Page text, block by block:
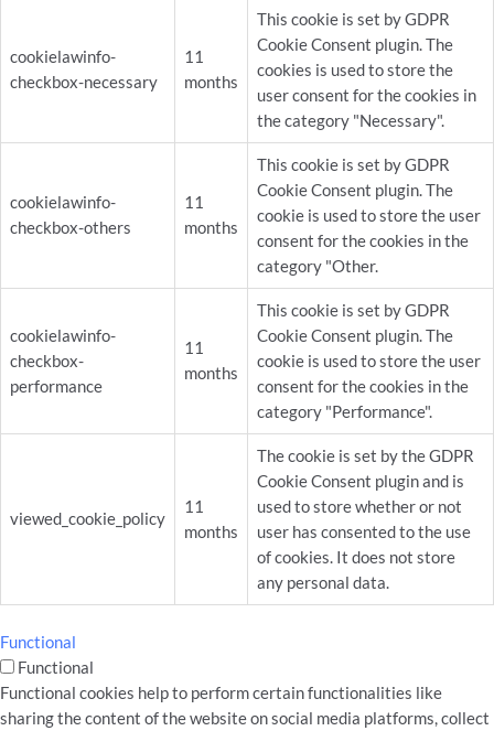
cookielawinfo-
checkbox-necessary
11
months
This cookie is set by GDPR
Cookie Consent plugin. The
cookies is used to store the
user consent for the cookies in
the category "Necessary".
cookielawinfo-
checkbox-others
11
months
This cookie is set by GDPR
Cookie Consent plugin. The
cookie is used to store the user
consent for the cookies in the
category "Other.
cookielawinfo-
checkbox-
performance
11
months
This cookie is set by GDPR
Cookie Consent plugin. The
cookie is used to store the user
consent for the cookies in the
category "Performance".
viewed_cookie_policy
11
months
The cookie is set by the GDPR
Cookie Consent plugin and is
used to store whether or not
user has consented to the use
of cookies. It does not store
any personal data.
Functional
Functional
Functional cookies help to perform certain functionalities like
sharing the content of the website on social media platforms, collect